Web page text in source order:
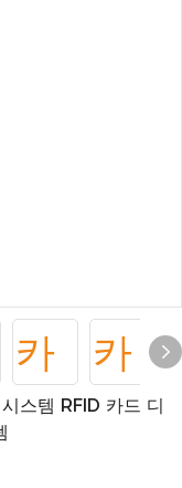
스템 RFID 카드 디